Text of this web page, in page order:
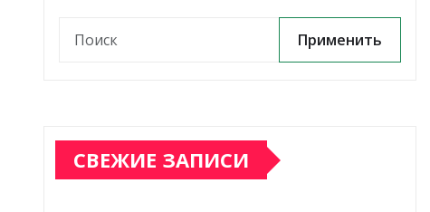
Применить
СВЕЖИЕ ЗАПИСИ